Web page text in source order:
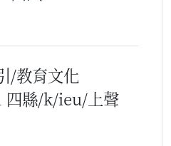
/教育文化
四縣/k/ieu/上聲